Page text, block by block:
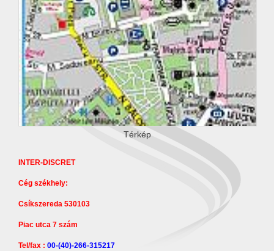
Térkép
INTER-DISCRET
Cég székhely:
Csíkszereda 530103
Piac utca 7 szám
Tel/fax : 00-(40)-266-315217